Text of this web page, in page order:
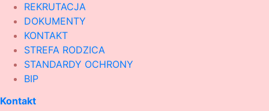
REKRUTACJA
DOKUMENTY
KONTAKT
STREFA RODZICA
STANDARDY OCHRONY
BIP
Kontakt